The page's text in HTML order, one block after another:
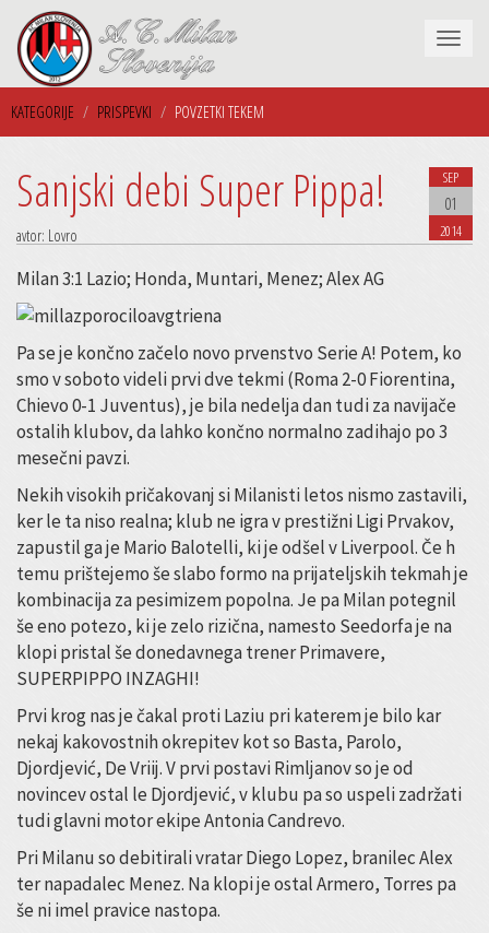
KATEGORIJE PRISPEVKI POVZETKI TEKEM
Sanjski debi Super Pippa! SEP
01
2014
avtor: Lovro
Milan 3:1 Lazio; Honda, Muntari, Menez; Alex AG
Pa se je končno začelo novo prvenstvo Serie A! Potem, ko
smo v soboto videli prvi dve tekmi (Roma 2-0 Fiorentina,
Chievo 0-1 Juventus), je bila nedelja dan tudi za navijače
ostalih klubov, da lahko končno normalno zadihajo po 3
mesečni pavzi.
Nekih visokih pričakovanj si Milanisti letos nismo zastavili,
ker le ta niso realna; klub ne igra v prestižni Ligi Prvakov,
zapustil ga je Mario Balotelli, ki je odšel v Liverpool. Če h
temu prištejemo še slabo formo na prijateljskih tekmah je
kombinacija za pesimizem popolna. Je pa Milan potegnil
še eno potezo, ki je zelo rizična, namesto Seedorfa je na
klopi pristal še donedavnega trener Primavere,
SUPERPIPPO INZAGHI!
Prvi krog nas je čakal proti Laziu pri katerem je bilo kar
nekaj kakovostnih okrepitev kot so Basta, Parolo,
Djordjević, De Vriij. V prvi postavi Rimljanov so je od
novincev ostal le Djordjević, v klubu pa so uspeli zadržati
tudi glavni motor ekipe Antonia Candrevo.
Pri Milanu so debitirali vratar Diego Lopez, branilec Alex
ter napadalec Menez. Na klopi je ostal Armero, Torres pa
še ni imel pravice nastopa.